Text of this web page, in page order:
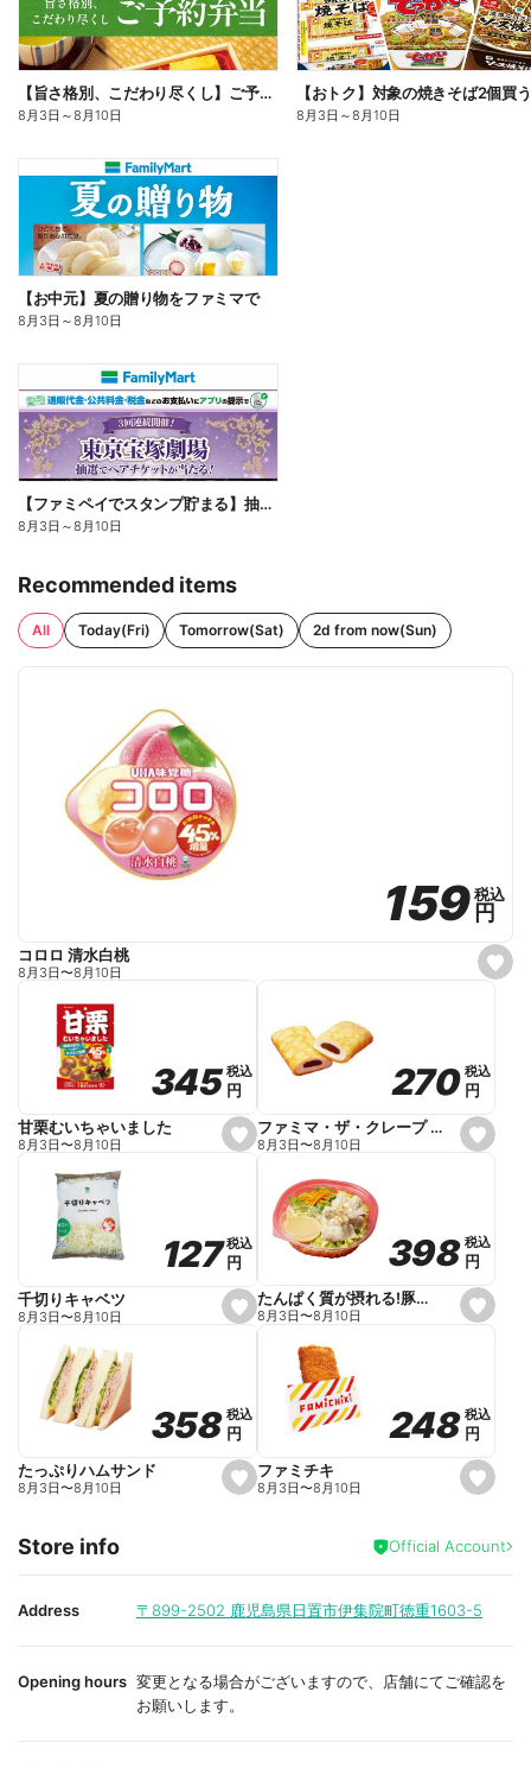
【旨さ格別、こだわり尽くし】ご予約弁当
8月3日 ～8月10日 8月3日 ～8月10日
【お中元】夏の贈り物をファミマで
8月3日 ～8月10日
【ファミペイでスタンプ貯まる】抽選でペアチケットが当たる!
8月3日 ～8月10日
Recommended items
All Today(Fri) Tomorrow(Sat) 2d from now(Sun)
s
e
159
159税込
税込
円
円
コロロ 清水白桃
8月3日〜8月10日
s
e
o
r
i
e
345
345税込
税込
円
円
甘栗むいちゃいました
8月3日〜8月10日
s
e
o
r
i
e
270
270 税込
税込
円
円
ファミマ・ザ・クレープ 生チョコ
8月3日〜8月10日
s
e
o
r
i
e
127
127税込
税込
円
円
千切りキャベツ
8月3日〜8月10日
s
e
o
r
i
e
398
398 税込
税込
円
円
たんぱく質が摂れる!豚しゃぶのパスタサラダ
8月3日〜8月10日
s
e
i
t
358
358税込
税込
円
円
たっぷりハムサンド
8月3日〜8月10日
s
e
a
i
t
248
248 税込
税込
円
円
ファミチキ
8月3日〜8月10日
Store info Official Account
Address 〒899-2502 鹿児島県日置市伊集院町徳重1603-5
Opening hours 変更となる場合がございますので、店舗にてご確認を
お願いします。